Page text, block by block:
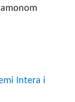
Intera i